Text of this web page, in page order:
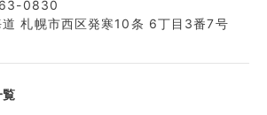
0830
道 札幌市西区発寒10条 6丁目3番7号
覧